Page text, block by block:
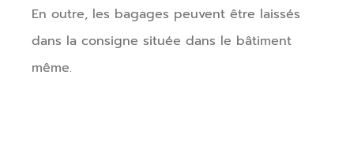
En outre, les bagages peuvent être laissés
dans la consigne située dans le bâtiment
même.